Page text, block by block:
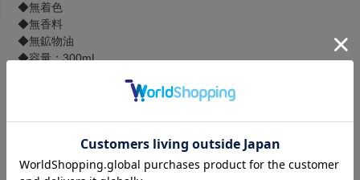
◆無着色
◆無香料
◆無鉱物油
◆容量：300mL
ス、ヒバマタエキス、オキナワモズクエキス、マリンコラーゲ